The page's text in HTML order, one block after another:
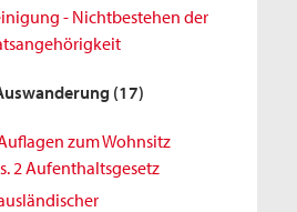
- Nichtbestehen der
(17)
zum Wohnsitz
2 Aufenthaltsgesetz